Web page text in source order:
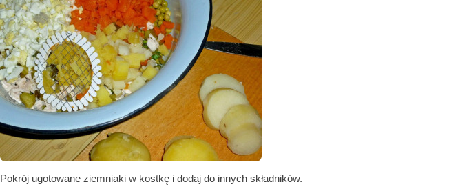
Pokrój ugotowane ziemniaki w kostkę i dodaj do innych składników.